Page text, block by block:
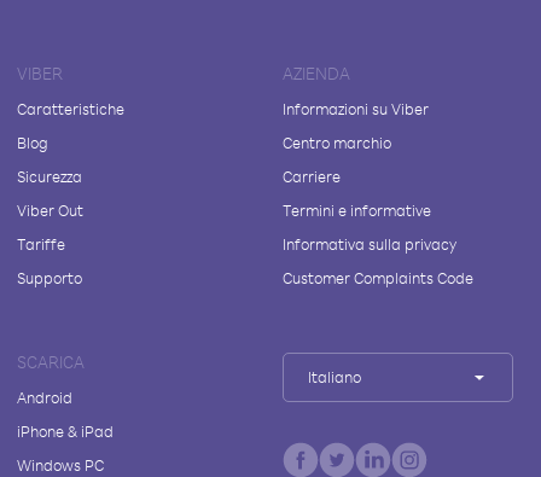
VIBER
Caratteristiche
Blog
Sicurezza
Viber Out
Tariffe
Supporto
AZIENDA
Informazioni su Viber
Centro marchio
Carriere
Termini e informative
Informativa sulla privacy
Customer Complaints Code
SCARICA
Android
iPhone & iPad
Windows PC
Italiano